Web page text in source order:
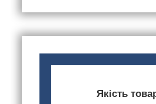
Якість